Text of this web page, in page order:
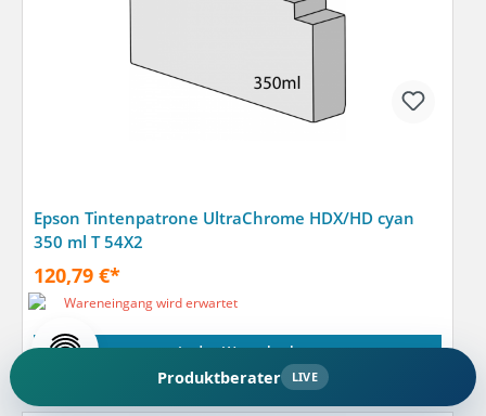
Epson Tintenpatrone UltraChrome HDX/HD cyan
350 ml T 54X2
120,79 €*
Wareneingang wird erwartet
In den Warenkorb
Produktberater LIVE